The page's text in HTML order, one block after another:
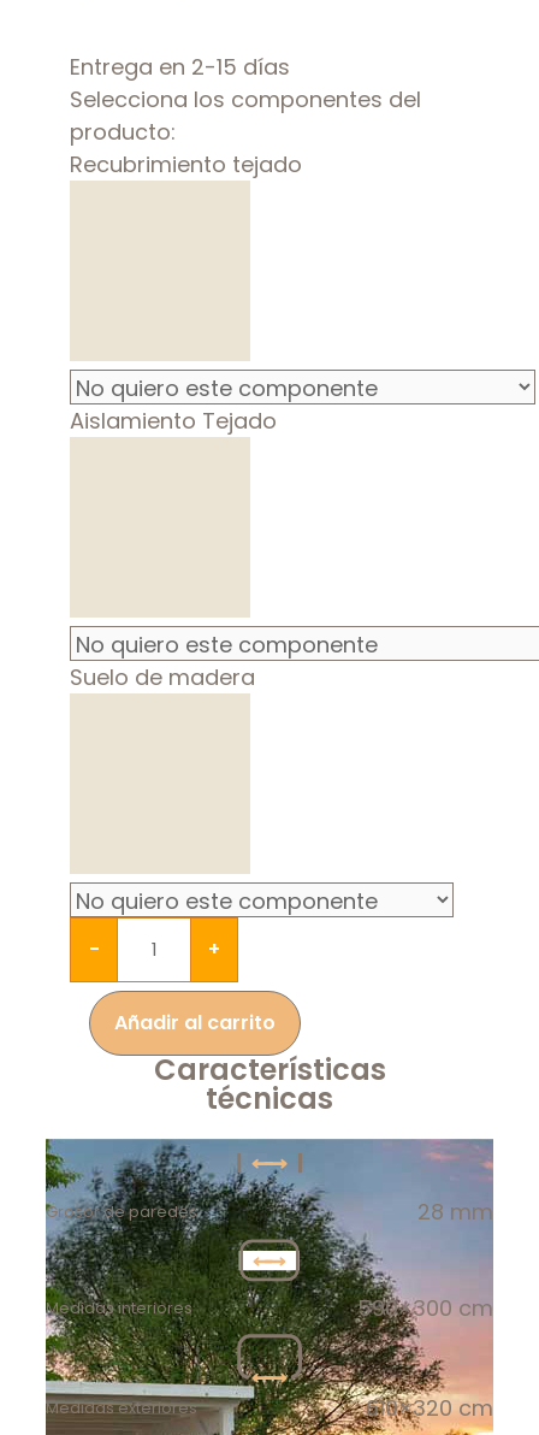
Entrega en 2-15 días
Selecciona los componentes del
producto:
Recubrimiento tejado
Aislamiento Tejado
Suelo de madera
- +
Añadir al carrito
Características
técnicas
Grosor de paredes 28 mm
Medidas interiores 590×300 cm
Medidas exteriores 610×320 cm